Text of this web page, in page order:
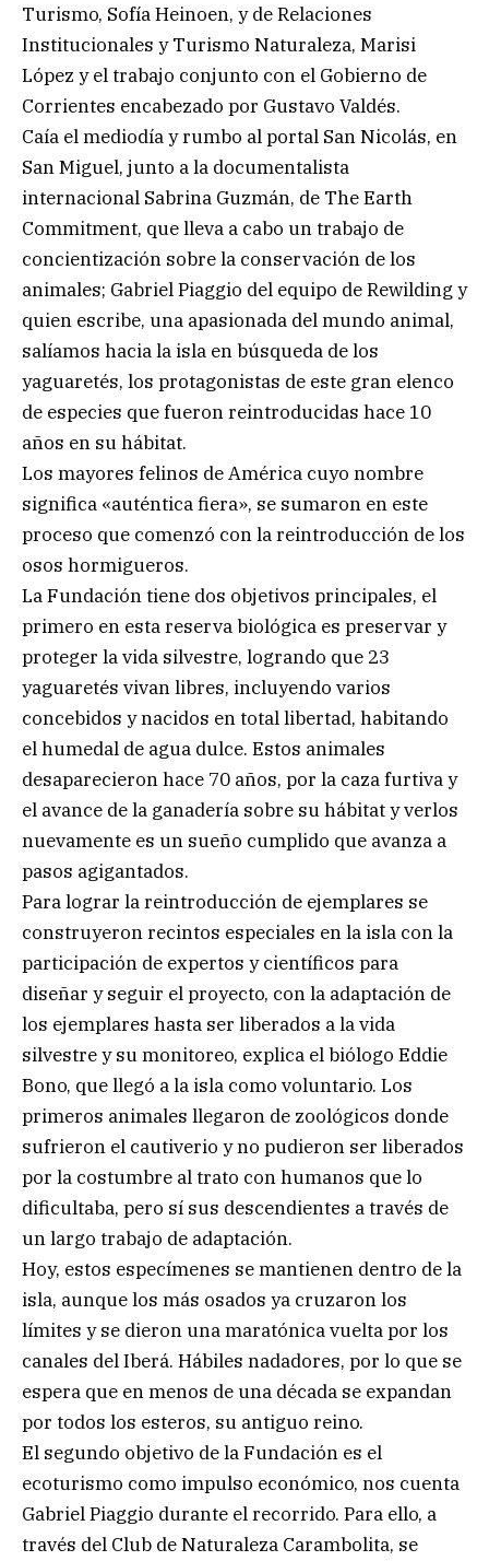
Turismo, Sofía Heinoen, y de Relaciones
Institucionales y Turismo Naturaleza, Marisi
López y el trabajo conjunto con el Gobierno de
Corrientes encabezado por Gustavo Valdés.
Caía el mediodía y rumbo al portal San Nicolás, en
San Miguel, junto a la documentalista
internacional Sabrina Guzmán, de The Earth
Commitment, que lleva a cabo un trabajo de
concientización sobre la conservación de los
animales; Gabriel Piaggio del equipo de Rewilding y
quien escribe, una apasionada del mundo animal,
salíamos hacia la isla en búsqueda de los
yaguaretés, los protagonistas de este gran elenco
de especies que fueron reintroducidas hace 10
años en su hábitat.
Los mayores felinos de América cuyo nombre
significa «auténtica fiera», se sumaron en este
proceso que comenzó con la reintroducción de los
osos hormigueros.
La Fundación tiene dos objetivos principales, el
primero en esta reserva biológica es preservar y
proteger la vida silvestre, logrando que 23
yaguaretés vivan libres, incluyendo varios
concebidos y nacidos en total libertad, habitando
el humedal de agua dulce. Estos animales
desaparecieron hace 70 años, por la caza furtiva y
el avance de la ganadería sobre su hábitat y verlos
nuevamente es un sueño cumplido que avanza a
pasos agigantados.
Para lograr la reintroducción de ejemplares se
construyeron recintos especiales en la isla con la
participación de expertos y científicos para
diseñar y seguir el proyecto, con la adaptación de
los ejemplares hasta ser liberados a la vida
silvestre y su monitoreo, explica el biólogo Eddie
Bono, que llegó a la isla como voluntario. Los
primeros animales llegaron de zoológicos donde
sufrieron el cautiverio y no pudieron ser liberados
por la costumbre al trato con humanos que lo
dificultaba, pero sí sus descendientes a través de
un largo trabajo de adaptación.
Hoy, estos especímenes se mantienen dentro de la
isla, aunque los más osados ya cruzaron los
límites y se dieron una maratónica vuelta por los
canales del Iberá. Hábiles nadadores, por lo que se
espera que en menos de una década se expandan
por todos los esteros, su antiguo reino.
El segundo objetivo de la Fundación es el
ecoturismo como impulso económico, nos cuenta
Gabriel Piaggio durante el recorrido. Para ello, a
través del Club de Naturaleza Carambolita, se